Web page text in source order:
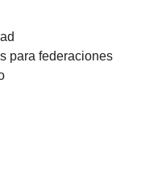
para federaciones